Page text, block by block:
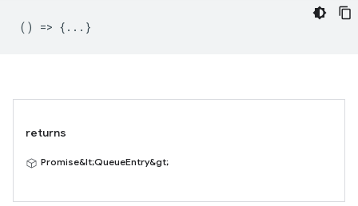
() => {...}
returns
Promise&lt;QueueEntry&gt;